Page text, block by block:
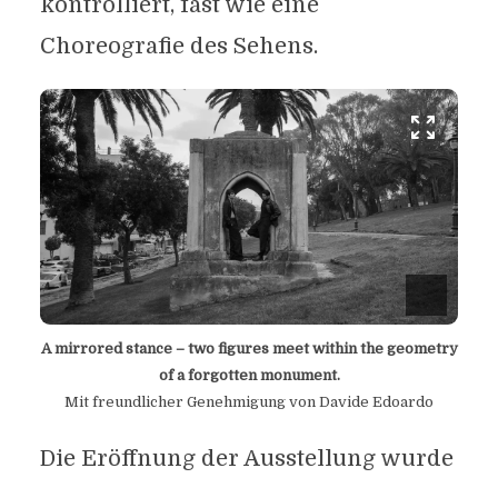
kontrolliert, fast wie eine
Choreografie des Sehens.
A mirrored stance – two figures meet within the geometry
of a forgotten monument.
Mit freundlicher Genehmigung von Davide Edoardo
Die Eröffnung der Ausstellung wurde